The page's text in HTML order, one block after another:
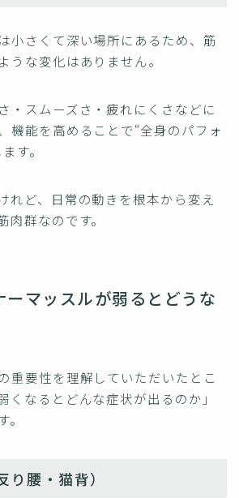
小さくて深い場所にあるため、筋
うな変化はありません。
・スムーズさ・疲れにくさなどに
機能を高めることで“全身のパフォ
す。
れど、日常の動きを根本から変え
肉群なのです。
ーマッスルが弱るとどうな
重要性を理解していただいたとこ
くなるとどんな症状が出るのか」
腰・猫背）